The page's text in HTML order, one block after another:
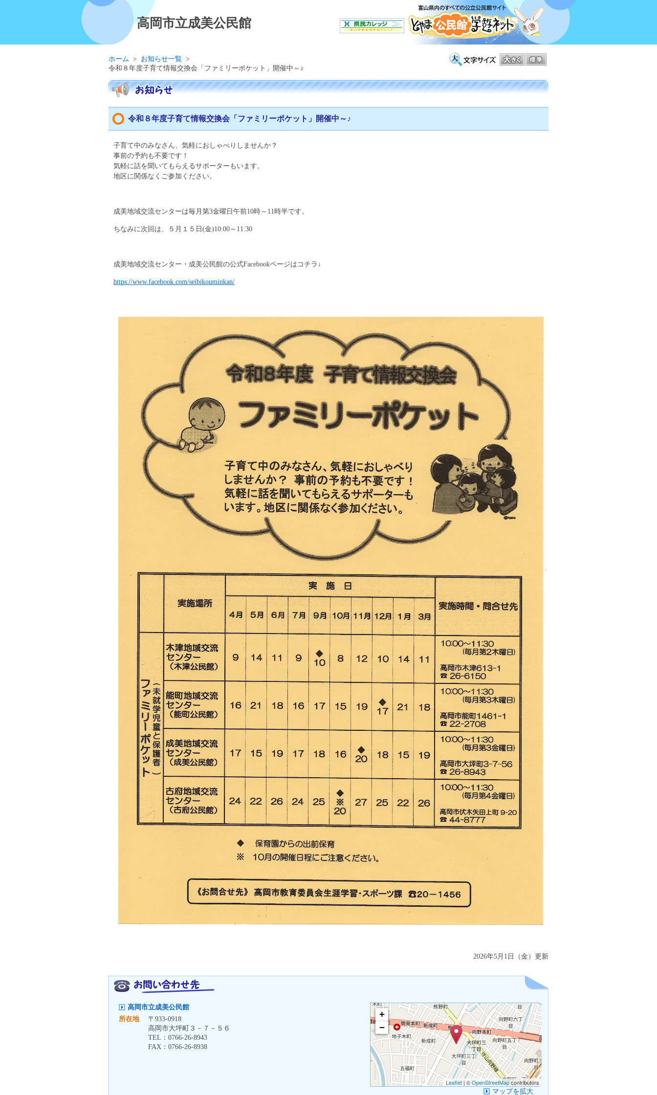
高岡市立成美公民館
ホーム > お知らせ一覧 >
令和８年度子育て情報交換会「ファミリーポケット」開催中～♪
令和８年度子育て情報交換会「ファミリーポケット」開催中～♪
子育て中のみなさん、気軽におしゃべりしませんか？
事前の予約も不要です！
気軽に話を聞いてもらえるサポーターもいます。
地区に関係なくご参加ください。
成美地域交流センターは毎月第3金曜日午前10時～11時半です。
ちなみに次回は、５月１５日(金)10:00～11:30
成美地域交流センター・成美公民館の公式Facebookページはコチラ↓
https://www.facebook.com/seibikouminkan/
2026年5月1日（金）更新
高岡市立成美公民館
所在地
〒 933-0918
高岡市大坪町３－７－５６
TEL： 0766-26-8943
FAX： 0766-26-8938
+
−
Leaflet | ©OpenStreetMapcontributors
マップを拡大